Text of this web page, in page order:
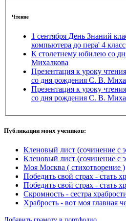
Чтение
1 сентября День Знаний
компьютера до пера' 4 класс
К столетнему юбилею со
Михалкова
Презентация к уроку
со дня рождения С. В.
Презентация к уроку
со дня рождения С. В.
Публикации моих учеников:
Кленовый лист (сочинение с
Кленовый лист (сочинение с
Моя Москва ( стихотворение )
Победить свой страх - стать
Победить свой страх - стать
Скромность - сестра
Храбрость - вот моя главная